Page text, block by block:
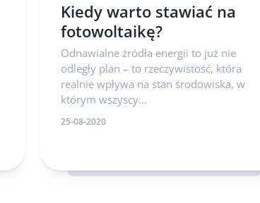
Kiedy warto stawiać na
fotowoltaikę?
Odnawialne źródła energii to już nie
odległy plan – to rzeczywistość, która
realnie wpływa na stan środowiska, w
którym wszyscy...
25-08-2020